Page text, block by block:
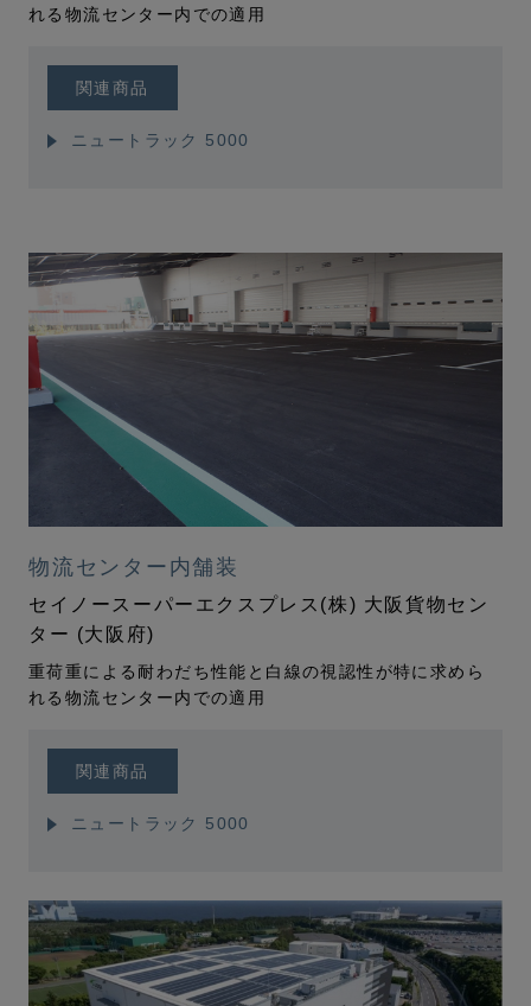
れる物流センター内での適用
関連商品
ニュートラック 5000
物流センター内舗装
セイノースーパーエクスプレス(株) 大阪貨物セン
ター (大阪府)
重荷重による耐わだち性能と白線の視認性が特に求めら
れる物流センター内での適用
関連商品
ニュートラック 5000